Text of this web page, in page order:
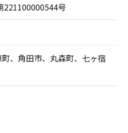
221100000544号
、角田市、丸森町、七ヶ宿